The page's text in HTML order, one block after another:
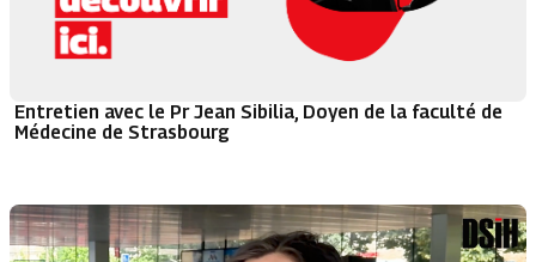
Entretien avec le Pr Jean Sibilia, Doyen de la faculté de
Médecine de Strasbourg